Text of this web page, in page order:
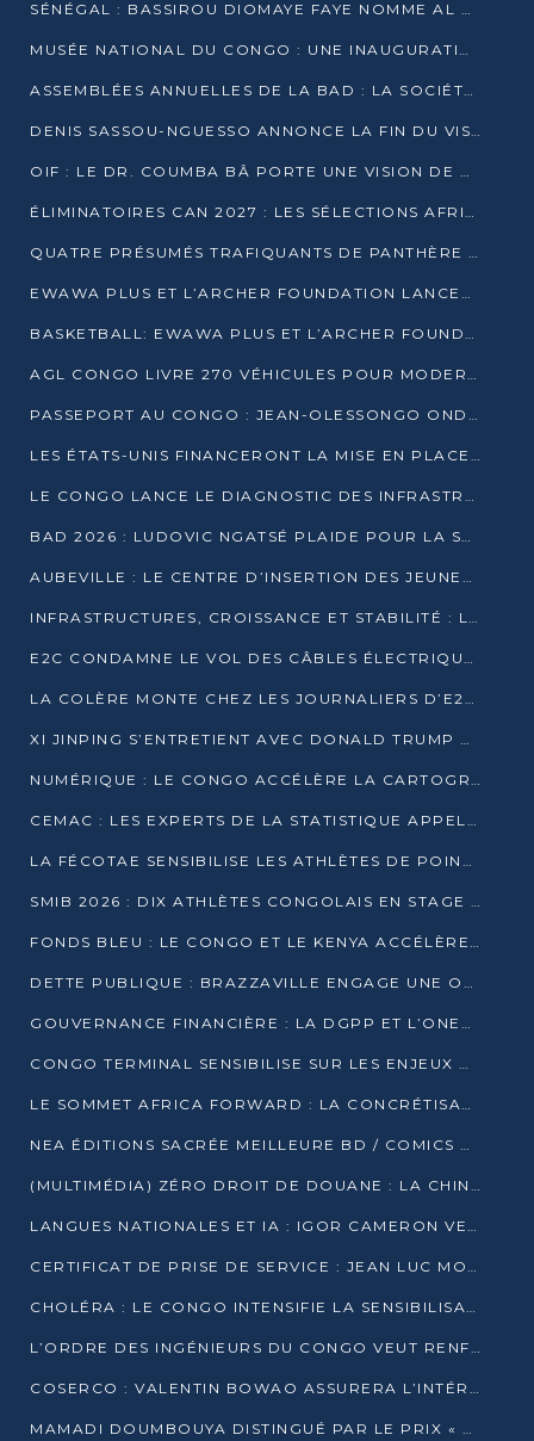
SÉNÉGAL : BASSIROU DIOMAYE FAYE NOMME AL AMINOU LÔ PREMIER MINISTRE
MUSÉE NATIONAL DU CONGO : UNE INAUGURATION PORTEUSE D’ESPOIR POUR LA CULTURE
ASSEMBLÉES ANNUELLES DE LA BAD : LA SOCIÉTÉ CIVILE CONGOLAISE À LA RECHERCHE DE PARTENAIRES POUR SES PROJETS
DENIS SASSOU-NGUESSO ANNONCE LA FIN DU VISA POUR LES AFRICAINS EN 2027
OIF : LE DR. COUMBA BÂ PORTE UNE VISION DE DIALOGUE, DE STABILITÉ ET DE RÉFORME À LA TÊTE
ÉLIMINATOIRES CAN 2027 : LES SÉLECTIONS AFRICAINES CONNAISSENT LEURS ADVERSAIRES
QUATRE PRÉSUMÉS TRAFIQUANTS DE PANTHÈRE ARRÊTÉS À EWO
EWAWA PLUS ET L’ARCHER FOUNDATION LANCENT UN CAMP DE BASKET POUR LES JEUNES À BRAZZAVILLE
BASKETBALL: EWAWA PLUS ET L’ARCHER FOUNDATION LANCENT UN CAMP POUR LES JEUNES
AGL CONGO LIVRE 270 VÉHICULES POUR MODERNISER LE TRANSPORT URBAIN
PASSEPORT AU CONGO : JEAN-OLESSONGO ONDAYE VEUT METTRE FIN AUX LENTEURS ADMINISTRATIVES
LES ÉTATS-UNIS FINANCERONT LA MISE EN PLACE DE JUSQU’À 50 CLINIQUES DE LUTTE CONTRE L’EBOLA
LE CONGO LANCE LE DIAGNOSTIC DES INFRASTRUCTURES SPORTIVES DU COMPLEXE DE KINTÉLÉ
BAD 2026 : LUDOVIC NGATSÉ PLAIDE POUR LA SOUVERAINETÉ FINANCIÈRE AFRICAINE
AUBEVILLE : LE CENTRE D’INSERTION DES JEUNES PRÊT À OUVRIR SES PORTES
INFRASTRUCTURES, CROISSANCE ET STABILITÉ : LA GUINÉE AFFÛTE SES AMBITIONS
E2C CONDAMNE LE VOL DES CÂBLES ÉLECTRIQUES APRÈS UNE VIDÉO VIRALE
LA COLÈRE MONTE CHEZ LES JOURNALIERS D’E2C QUI DÉNONCENT 20 ANS DE PRÉCARITÉ
XI JINPING S’ENTRETIENT AVEC DONALD TRUMP À BEIJING
NUMÉRIQUE : LE CONGO ACCÉLÈRE LA CARTOGRAPHIE DE SES INFRASTRUCTURES DIGITALES
CEMAC : LES EXPERTS DE LA STATISTIQUE APPELLENT À RENFORCER LA SÉCURISATION DES DONNÉES
LA FÉCOTAE SENSIBILISE LES ATHLÈTES DE POINTE-NOIRE À L’HYGIÈNE ALIMENTA
SMIB 2026 : DIX ATHLÈTES CONGOLAIS EN STAGE AU KENYA
FONDS BLEU : LE CONGO ET LE KENYA ACCÉLÈRENT LA MOBILISATION DES FINANCEMENTS
DETTE PUBLIQUE : BRAZZAVILLE ENGAGE UNE OPÉRATION DE RACHAT DE 575 MILLIONS DE DOLLARS
GOUVERNANCE FINANCIÈRE : LA DGPP ET L’ONEC-C VERS UN PARTENARIAT POUR ASSAINIR LES ENTREPRISES PUBLIQUES
CONGO TERMINAL SENSIBILISE SUR LES ENJEUX DE LA SANTÉ MENTALE EN
LE SOMMET AFRICA FORWARD : LA CONCRÉTISATION DE PARTENARIATS ÉQUILIBRÉS ET TOURNÉS VERS L’AVENIR ENTRE LE CONTINENT AFRICAIN ET LA FRANCE
NEA ÉDITIONS SACRÉE MEILLEURE BD / COMICS D’AFRIQUE AU KENYA
(MULTIMÉDIA) ZÉRO DROIT DE DOUANE : LA CHINE ET L’AFRIQUE VERS UNE PROXIMITÉ SANS PRÉCÉDENT (PAPIER GÉNÉRAL)
LANGUES NATIONALES ET IA : IGOR CAMERON VEUT ARRIMER LA STRATÉGIE IA À LA LOI SUR LA RECHERCHE
CERTIFICAT DE PRISE DE SERVICE : JEAN LUC MOUTHOU DÉMENT UNE « FAKE NEWS »
CHOLÉRA : LE CONGO INTENSIFIE LA SENSIBILISATION AU MARCHÉ DE TALANGAÏ
L’ORDRE DES INGÉNIEURS DU CONGO VEUT RENFORCER L’ÉTHIQUE ET LA CRÉDIBILITÉ DE LA PROFESSION
COSERCO : VALENTIN BOWAO ASSURERA L’INTÉRIM À LA TÊTE DU BUREAU EXÉCUTIF NATIONAL
MAMADI DOUMBOUYA DISTINGUÉ PAR LE PRIX « SUPER GRAND BÂTISSEUR BABACAR N’DIAYE »